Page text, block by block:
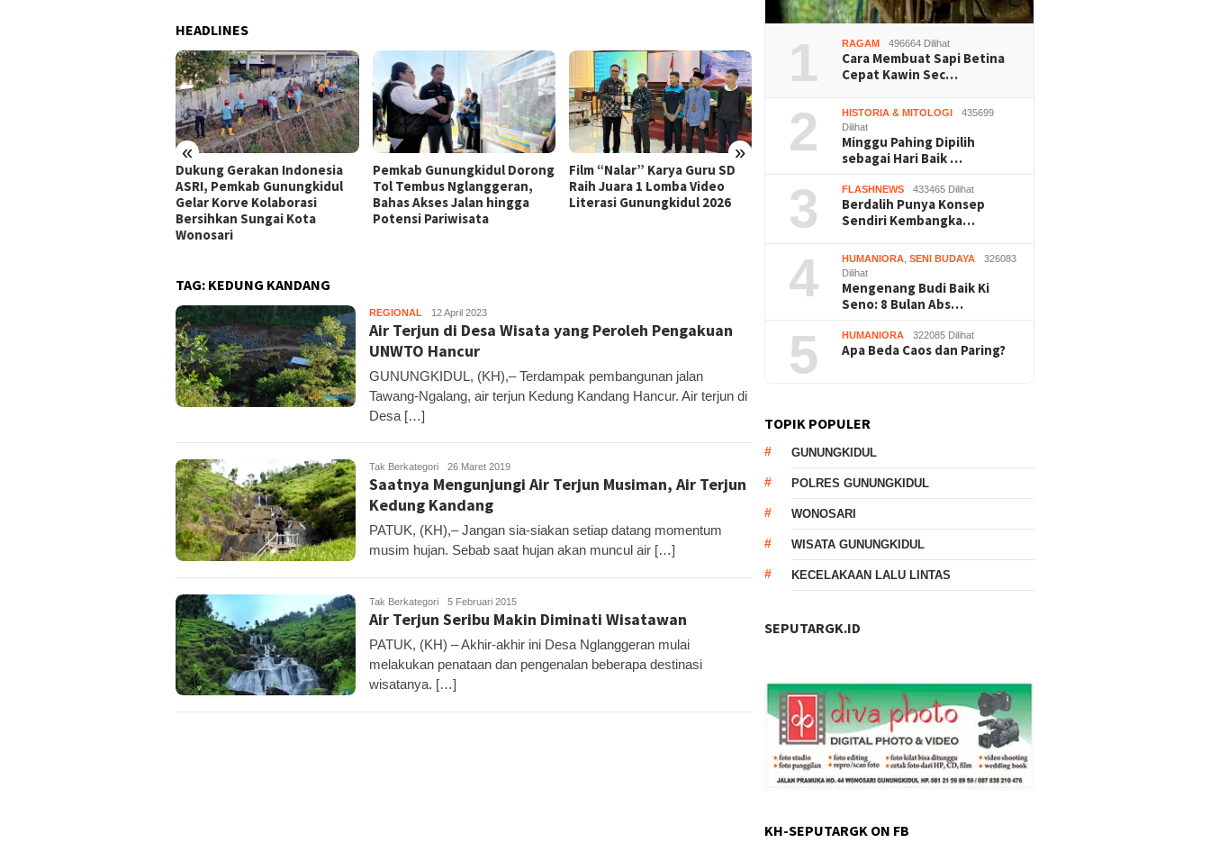
HEADLINES
« »
Dukung Gerakan Indonesia
ASRI, Pemkab Gunungkidul
Gelar Korve Kolaborasi
Bersihkan Sungai Kota
Wonosari
Pemkab Gunungkidul Dorong
Tol Tembus Nglanggeran,
Bahas Akses Jalan hingga
Potensi Pariwisata
Film “Nalar” Karya Guru SD
Raih Juara 1 Lomba Video
Literasi Gunungkidul 2026
Kerja Buruh Bangunan Sepi,
Roni Banting Stir Tanam
Melon Untung Rp40 Juta
Sekali Panen
Dikabulkan, Status
Tersangka Gugur
TAG: KEDUNG KANDANG
REGIONAL Kandar
12 April 2023
Air Terjun di Desa Wisata yang Peroleh Pengakuan
UNWTO Hancur
GUNUNGKIDUL, (KH),– Terdampak pembangunan jalan
Tawang-Ngalang, air terjun Kedung Kandang Hancur. Air terjun di
Desa […]
Tak Berkategori Kandar
26 Maret 2019
Saatnya Mengunjungi Air Terjun Musiman, Air Terjun
Kedung Kandang
PATUK, (KH),– Jangan sia-siakan setiap datang momentum
musim hujan. Sebab saat hujan akan muncul air […]
Tak Berkategori KH5 Februari 2015
Air Terjun Seribu Makin Diminati Wisatawan
PATUK, (KH) – Akhir-akhir ini Desa Nglanggeran mulai
melakukan penataan dan pengenalan beberapa destinasi
wisatanya. […]
1 RAGAM 496664 Dilihat
Cara Membuat Sapi Betina
Cepat Kawin Sec…
2 HISTORIA & MITOLOGI
435699
Dilihat
Minggu Pahing Dipilih
sebagai Hari Baik …
3 FLASHNEWS 433465 Dilihat
Berdalih Punya Konsep
Sendiri Kembangka…
4 HUMANIORA ,SENI BUDAYA
326083
Dilihat
Mengenang Budi Baik Ki
Seno: 8 Bulan Abs…
5 HUMANIORA 322085 Dilihat
Apa Beda Caos dan Paring?
TOPIK POPULER
GUNUNGKIDUL
POLRES GUNUNGKIDUL
WONOSARI
WISATA GUNUNGKIDUL
KECELAKAAN LALU LINTAS
SEPUTARGK.ID
KH-SEPUTARGK ON FB